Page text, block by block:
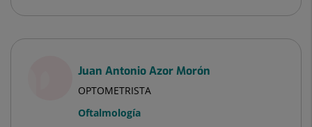
Juan Antonio Azor Morón
OPTOMETRISTA
Oftalmología